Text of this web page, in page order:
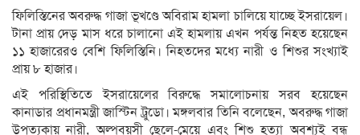
ফিলিস্তিনের অবরুদ্ধ গাজা ভূখণ্ডে অবিরাম হামলা চালিয়ে যাচ্ছে ইসরায়েল।
টানা প্রায় দেড় মাস ধরে চালানো এই হামলায় এখন পর্যন্ত নিহত হয়েছেন
১১ হাজারেরও বেশি ফিলিস্তিনি। নিহতদের মধ্যে নারী ও শিশুর সংখ্যাই
প্রায় ৮ হাজার।
এই পরিস্থিতিতে ইসরায়েলের বিরুদ্ধে সমালোচনায় সরব হয়েছেন
কানাডার প্রধানমন্ত্রী জাস্টিন ট্রুডো। মঙ্গলবার তিনি বলেছেন, অবরুদ্ধ গাজা
উপত্যকায় নারী, অল্পবয়সী ছেলে-মেয়ে এবং শিশু হত্যা অবশ্যই বন্ধ